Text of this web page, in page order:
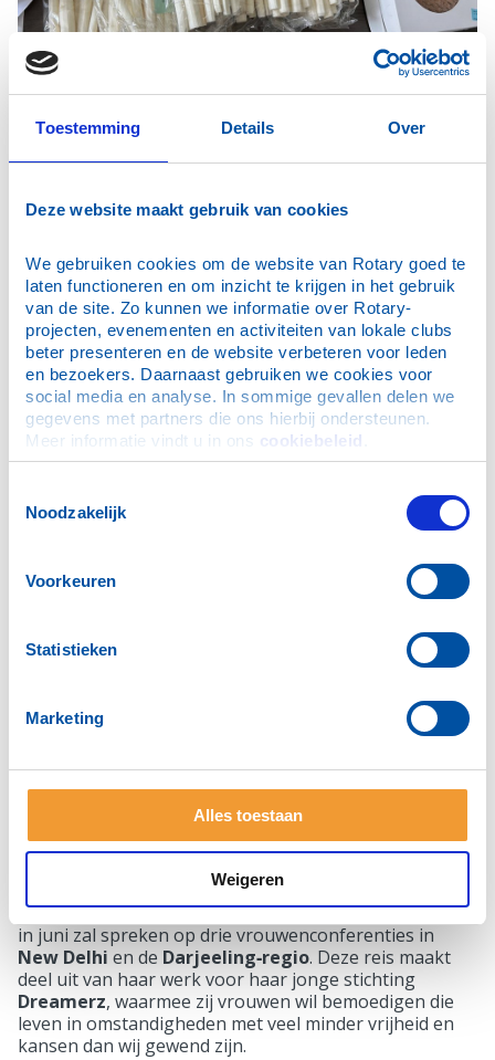
Toestemming Details Over
Deze website maakt gebruik van cookies
We gebruiken cookies om de website van Rotary goed te
laten functioneren en om inzicht te krijgen in het gebruik
van de site. Zo kunnen we informatie over Rotary-
projecten, evenementen en activiteiten van lokale clubs
beter presenteren en de website verbeteren voor leden
en bezoekers. Daarnaast gebruiken we cookies voor
social media en analyse. In sommige gevallen delen we
gegevens met partners die ons hierbij ondersteunen.
Meer informatie vindt u in ons cookiebeleid
Noodzakelijk
Voorkeuren
Statistieken
Marketing
Alles toestaan
Weigeren
16 mei – Lekkers uit Horst, steun voor Make‑A‑Wish
Op 16 mei hadden we geen eigen actie, maar wél een
opbrengst naarMake‑A‑Wishgaat.
Het resultaat:een flinke hoeveelheidwit goud, wel 23
kiloén heerlijke Limburgse vlaaien die hun weg
vonden naar Maassluis. Een smakelijke manier om een
mooi doel te steunen — en ook dát is Rotary: elkaar
helpen, goede initiatieven versterken en samen het
verschil maken.
En eerlijk is eerlijk… als dat betekent dat er ’s avonds
een bord vol asperges voor je staat, dan is dat bepaald
20 mei – Gastspreker🌏: Stella Baars‑Scholten -
Haar reis naar India voor Stichting Dreamerz
Stella Baars‑Scholten
club. Aan de hand van een presentatie vertelde zij over
haar stichting en aanstaande reis naarIndia, waar zij
in juni zal spreken op drie vrouwenconferenties in
New Delhi en de Darjeeling‑regio. Deze reis maakt
deel uit van haar werk voor haar jonge stichting
Dreamerz, waarmee zij vrouwen wil bemoedigen die
leven in omstandigheden met veel minder vrijheid en
kansen dan wij gewend zijn.